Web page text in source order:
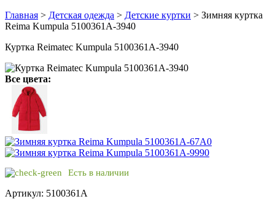
Главная > Детская одежда > Детские куртки > Зимняя куртка
Reima Kumpula 5100361A-3940
Куртка Reimatec Kumpula 5100361A-3940
Все цвета:
Есть в наличии
Артикул: 5100361A